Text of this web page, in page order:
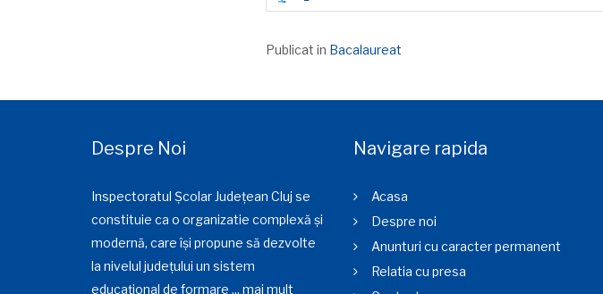
Publicat in Bacalaureat
Despre Noi
Inspectoratul Școlar Județean Cluj se
constituie ca o organizatie complexă și
modernă, care își propune să dezvolte
la nivelul județului un sistem
educațional de formare ... mai mult
Navigare rapida
Acasa
Despre noi
Anunturi cu caracter permanent
Relatia cu presa